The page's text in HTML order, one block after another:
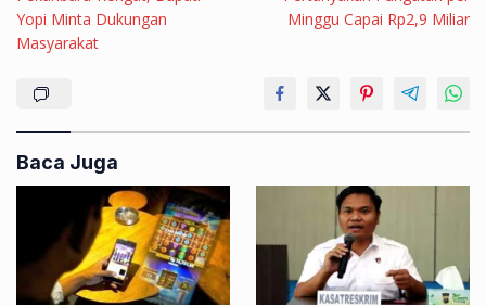
Yopi Minta Dukungan
Masyarakat
Minggu Capai Rp2,9 Miliar
Baca Juga